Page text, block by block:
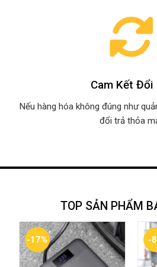
Cam Kết Đổi
Nếu hàng hóa không đúng như
đổi trả thỏa
TOP SẢN PHẨM
-17% -